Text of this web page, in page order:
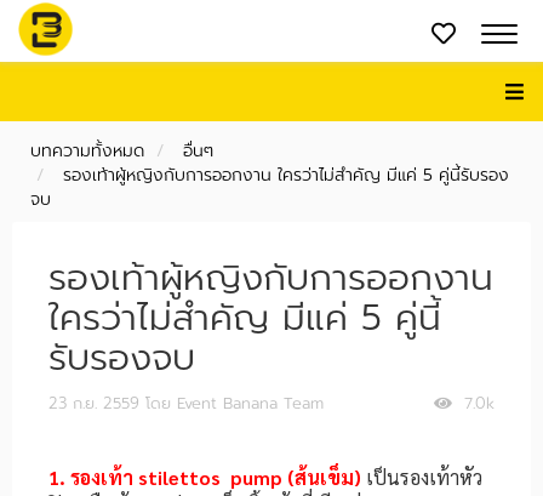
บทความทั้งหมด
อื่นๆ
รองเท้าผู้หญิงกับการออกงาน ใครว่าไม่สำคัญ มีแค่ 5 คู่นี้รับรอง
จบ
รองเท้าผู้หญิงกับการออกงาน
ใครว่าไม่สำคัญ มีแค่ 5 คู่นี้
รับรองจบ
7.0k
23 ก.ย. 2559 โดย Event Banana Team
1. รองเท้า stilettos pump (ส้นเข็ม) เป็นรองเท้าหัว